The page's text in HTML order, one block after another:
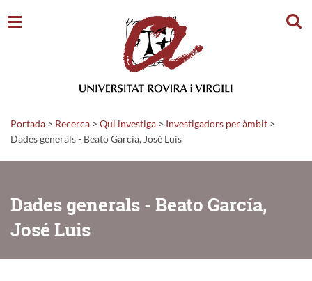
Portada > Recerca > Qui investiga > Investigadors per àmbit >
Dades generals - Beato García, José Luis
Dades generals - Beato García,
José Luis